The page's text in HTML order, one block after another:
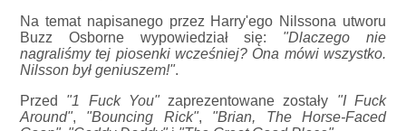
Na temat napisanego przez Harry'ego Nilssona utworu
Buzz Osborne wypowiedział się: "Dlaczego nie
nagraliśmy tej piosenki wcześniej? Ona mówi wszystko.
Nilsson był geniuszem!".
Przed "1 Fuck You"zaprezentowane zostały "I Fuck
Around", "Bouncing Rick", "Brian, The Horse-Faced